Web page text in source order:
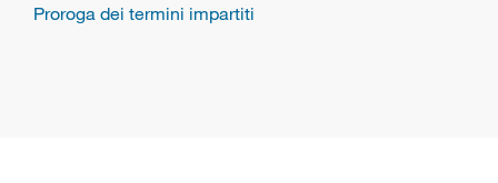
Proroga dei termini impartiti